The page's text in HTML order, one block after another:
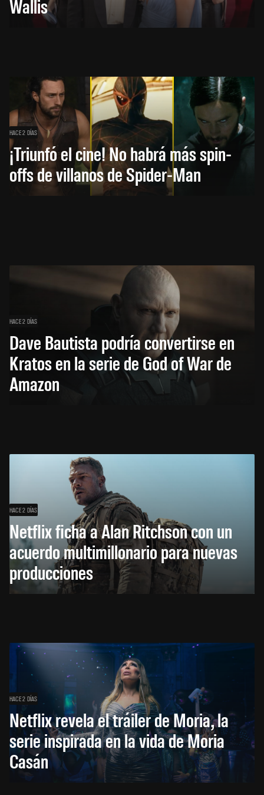
Wallis
HACE 2 DÍAS
¡Triunfó el cine! No habrá más spin-
offs de villanos de Spider-Man
HACE 2 DÍAS
Dave Bautista podría convertirse en
Kratos en la serie de God of War de
Amazon
HACE 2 DÍAS
Netflix ficha a Alan Ritchson con un
acuerdo multimillonario para nuevas
producciones
HACE 2 DÍAS
Netflix revela el tráiler de Moria, la
serie inspirada en la vida de Moria
Casán